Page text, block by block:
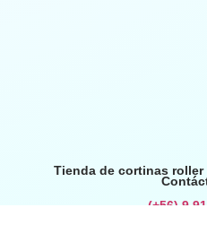
Tienda de cortinas
(+56) 9